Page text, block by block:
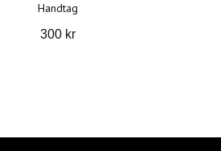
Handtag
300 kr